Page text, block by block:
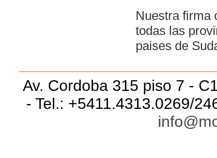
Nuestra firma
todas las
paises de
Av. Cordoba 315 piso 7 -
- Tel.: +5411.4313.0269/